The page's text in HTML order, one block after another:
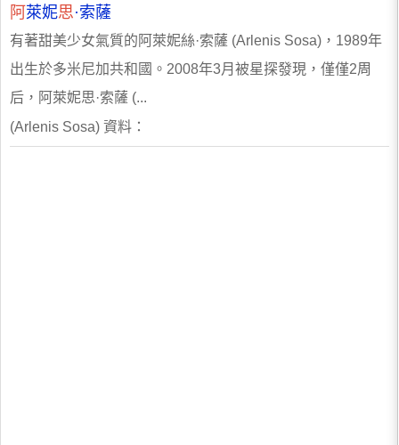
阿 萊妮思·索薩
有著甜美少女氣質的阿萊妮絲·索薩 (Arlenis Sosa)，1989年
出生於多米尼加共和國。2008年3月被星探發現，僅僅2周
后，阿萊妮思·索薩 (...
(Arlenis Sosa) 資料：